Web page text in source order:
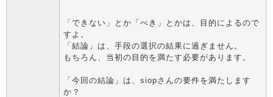
「できない」とか「べき」とかは、目的によるので
すよ。
「結論」は、手段の選択の結果に過ぎません。
もちろん、当初の目的を満たす必要があります。
「今回の結論」は、siopさんの要件を満たします
か？